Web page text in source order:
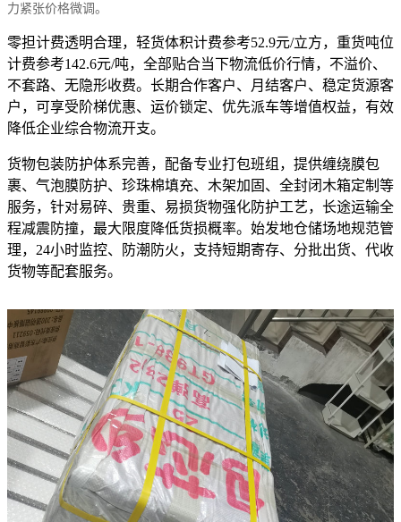
力紧张价格微调。
零担计费透明合理，轻货体积计费参考52.9元/立方，重货吨位
计费参考142.6元/吨，全部贴合当下物流低价行情，不溢价、
不套路、无隐形收费。长期合作客户、月结客户、稳定货源客
户，可享受阶梯优惠、运价锁定、优先派车等增值权益，有效
降低企业综合物流开支。
货物包装防护体系完善，配备专业打包班组，提供缠绕膜包
裹、气泡膜防护、珍珠棉填充、木架加固、全封闭木箱定制等
服务，针对易碎、贵重、易损货物强化防护工艺，长途运输全
程减震防撞，最大限度降低货损概率。始发地仓储场地规范管
理，24小时监控、防潮防火，支持短期寄存、分批出货、代收
货物等配套服务。